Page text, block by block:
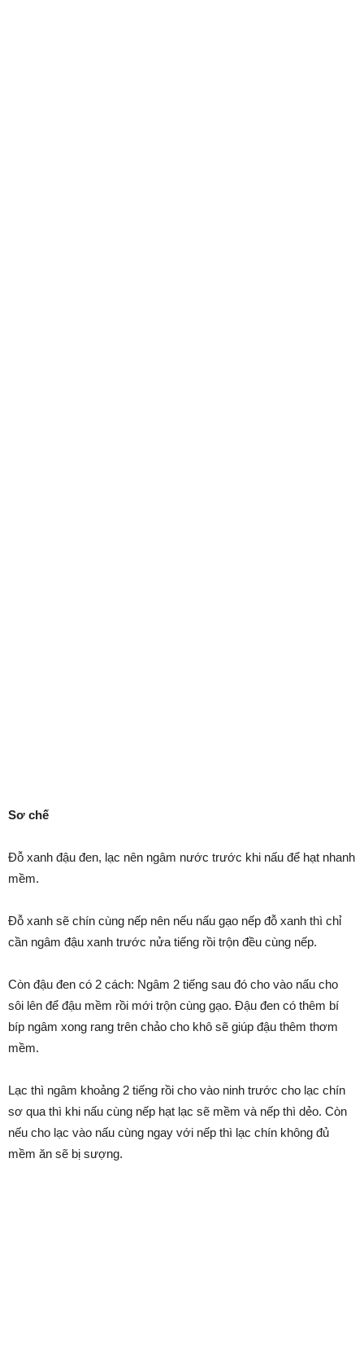
Sơ chế
Đỗ xanh đậu đen, lạc nên ngâm nước trước khi nấu để hạt nhanh
mềm.
Đỗ xanh sẽ chín cùng nếp nên nếu nấu gạo nếp đỗ xanh thì chỉ
cần ngâm đậu xanh trước nửa tiếng rồi trộn đều cùng nếp.
Còn đậu đen có 2 cách: Ngâm 2 tiếng sau đó cho vào nấu cho
sôi lên để đậu mềm rồi mới trộn cùng gạo. Đậu đen có thêm bí
bíp ngâm xong rang trên chảo cho khô sẽ giúp đậu thêm thơm
mềm.
Lạc thì ngâm khoảng 2 tiếng rồi cho vào ninh trước cho lạc chín
sơ qua thì khi nấu cùng nếp hạt lạc sẽ mềm và nếp thì dẻo. Còn
nếu cho lạc vào nấu cùng ngay với nếp thì lạc chín không đủ
mềm ăn sẽ bị sượng.